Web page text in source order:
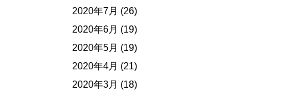
2020年7月 (26)
2020年6月 (19)
2020年5月 (19)
2020年4月 (21)
2020年3月 (18)